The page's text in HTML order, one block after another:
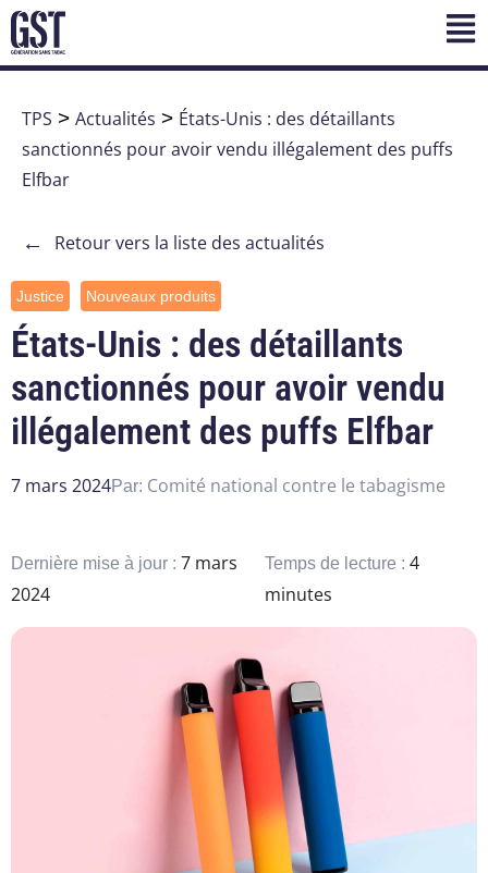
TPS > Actualités > États-Unis : des détaillants
sanctionnés pour avoir vendu illégalement des puffs
Elfbar
← Retour vers la liste des actualités
Justice Nouveaux produits
États-Unis : des détaillants
sanctionnés pour avoir vendu
illégalement des puffs Elfbar
7 mars 2024Par: Comité national contre le tabagisme
Dernière mise à jour : 7 mars
2024
Temps de lecture : 4
minutes